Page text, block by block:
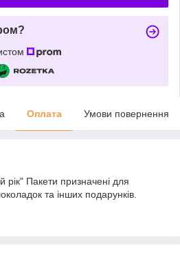
Оплата Умови повернення
Пакети призначені для
та інших подарунків.